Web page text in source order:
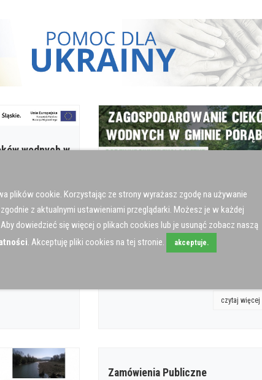
wodnych w
wodnych w gminie
25 Maj - 13:06 |Zagospodarowanie cieków
czytaj więcej
Zamówienia Publiczne
plików cookie. Korzystając ze strony wyrażasz zgodę na używanie
z aktualnymi ustawieniami przeglądarki. Możesz je w każdej
dowiedzieć się więcej o plikach cookies lub je usunąć zobacz naszą
. Akceptuję pliki cookies na tej stronie. akceptuje.